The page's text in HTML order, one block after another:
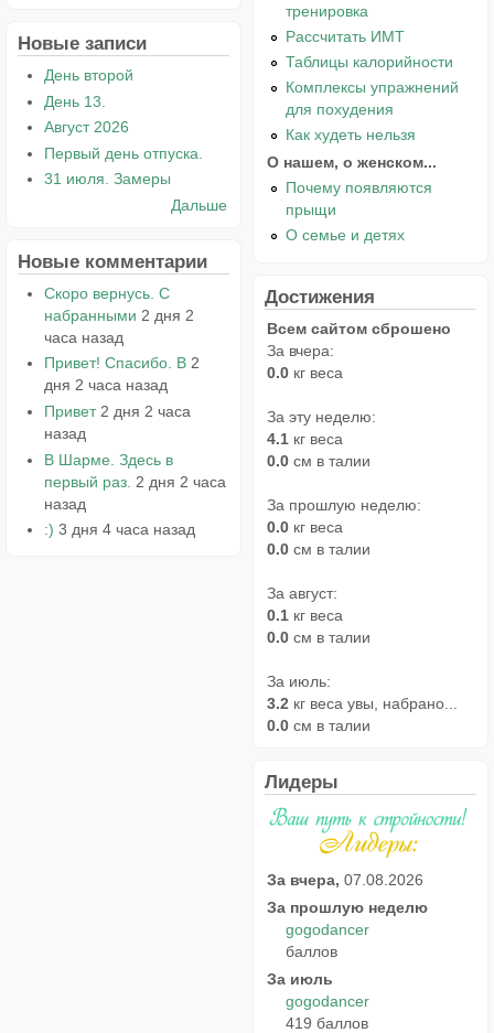
Новые записи
День второй
День 13.
Август 2026
Первый день отпуска.
31 июля. Замеры
Дальше
Новые комментарии
Скоро вернусь. С
набранными 2 дня 2
часа назад
Привет! Спасибо. В 2
дня 2 часа назад
Привет 2 дня 2 часа
назад
В Шарме. Здесь в
первый раз. 2 дня 2 часа
назад
:) 3 дня 4 часа назад
тренировка
Рассчитать ИМТ
Таблицы калорийности
Комплексы упражнений
для похудения
Как худеть нельзя
О нашем, о женском...
Почему появляются
прыщи
О семье и детях
Достижения
Всем сайтом сброшено
За вчера:
0.0 кг веса
За эту неделю:
4.1 кг веса
0.0 см в талии
За прошлую неделю:
0.0 кг веса
0.0 см в талии
За август:
0.1 кг веса
0.0 см в талии
За июль:
3.2 кг веса увы, набрано...
0.0 см в талии
Лидеры
За вчера, 07.08.2026
За прошлую неделю
gogodancer
баллов
За июль
gogodancer
419 баллов